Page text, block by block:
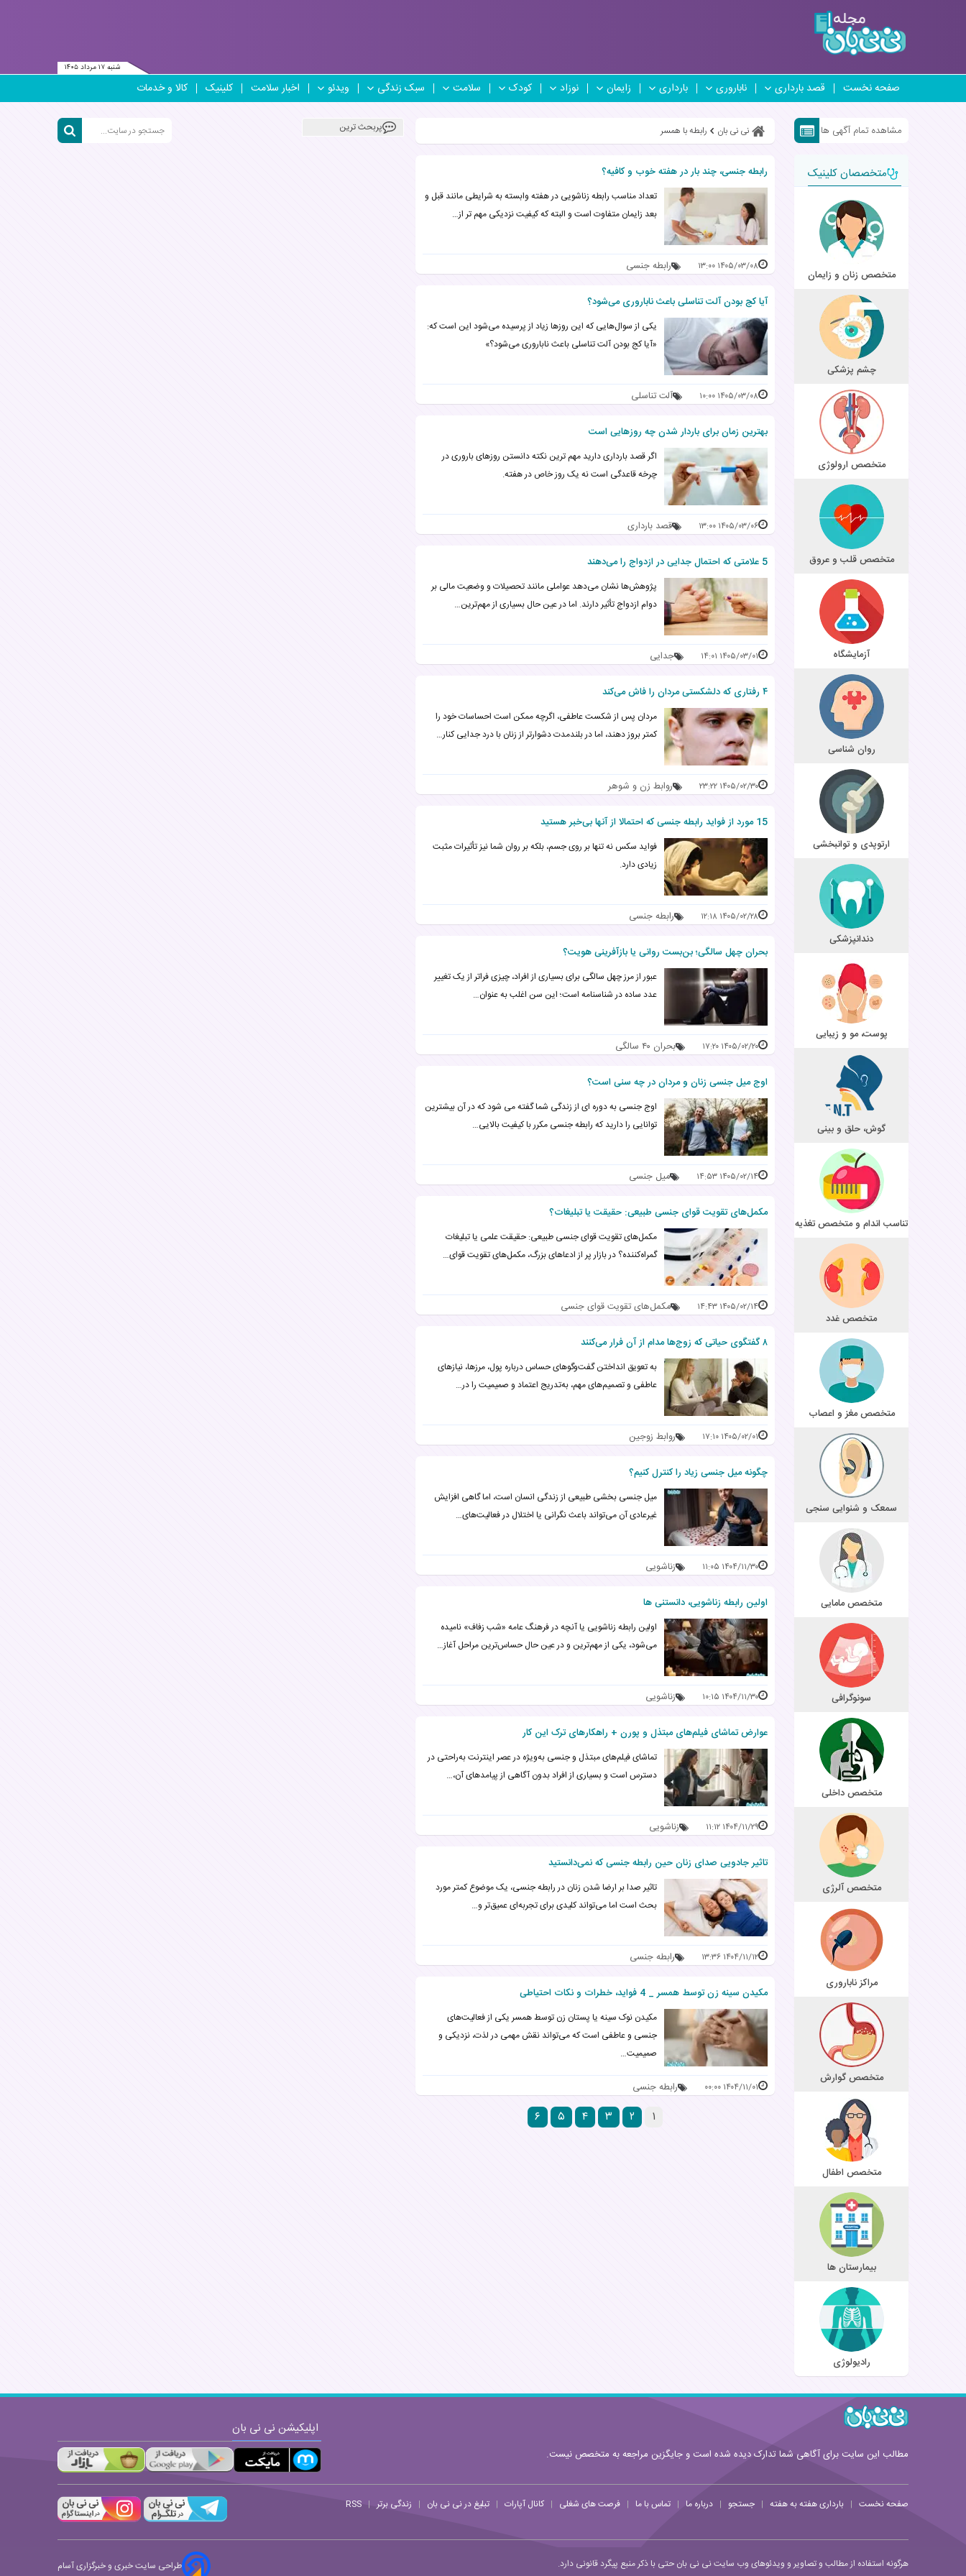
شنبه ۱۷ مرداد ۱۴۰۵
صفحه نخست قصد بارداری ناباروری بارداری زایمان نوزاد کودک سلامت سبک زندگی ویدئو اخبار سلامت کلینیک کالا و خدمات
نی نی بان رابطه با همسر
رابطه جنسی، چند بار در هفته خوب و کافیه؟
تعداد مناسب رابطه زناشویی در هفته وابسته به شرایطی مانند قبل و
بعد زایمان متفاوت است و البته که کیفیت نزدیکی مهم تر از…
۱۴۰۵/۰۳/۰۸ ۱۳:۰۰ رابطه جنسی
آیا کج بودن آلت تناسلی باعث ناباروری می‌شود؟
یکی از سوال‌هایی که این روزها زیاد از پرسیده می‌شود این است که:
«آیا کج بودن آلت تناسلی باعث ناباروری می‌شود؟»
۱۴۰۵/۰۳/۰۸ ۱۰:۰۰ آلت تناسلی
بهترین زمان برای باردار شدن چه روزهایی است
اگر قصد بارداری دارید مهم ترین نکته دانستن روزهای باروری در
چرخه قاعدگی است نه یک روز خاص در هفته.
۱۴۰۵/۰۳/۰۶ ۱۳:۰۰ قصد بارداری
5 علامتی که احتمال جدایی در ازدواج را می‌دهند
پژوهش‌ها نشان می‌دهد عواملی مانند تحصیلات و وضعیت مالی بر
دوام ازدواج تأثیر دارند. اما در عین حال بسیاری از مهم‌ترین…
۱۴۰۵/۰۳/۰۱ ۱۴:۰۱ جدایی
۴ رفتاری که دلشکستی مردان را فاش می‌کند
مردان پس از شکست عاطفی، اگرچه ممکن است احساسات خود را
کمتر بروز دهند، اما در بلندمدت دشوارتر از زنان با درد جدایی کنار…
۱۴۰۵/۰۲/۳۰ ۲۳:۲۲ روابط زن و شوهر
15 مورد از فواید رابطه جنسی که احتمالا از آنها بی‌خبر هستید
فواید سکس نه تنها بر روی جسم، بلکه بر روان شما نیز تأثیرات مثبت
زیادی دارد.
۱۴۰۵/۰۲/۲۸ ۱۲:۱۸ رابطه جنسی
بحران چهل سالگی؛ بن‌بست روانی یا بازآفرینی هویت؟
عبور از مرز چهل سالگی برای بسیاری از افراد، چیزی فراتر از یک تغییر
عدد ساده در شناسنامه است؛ این سن اغلب به عنوان…
۱۴۰۵/۰۲/۲۰ ۱۷:۲۰ بحران ۴۰ سالگی
اوج میل جنسی زنان و مردان در چه سنی است؟
اوج جنسی به دوره ای از زندگی شما گفته می شود که در آن بیشترین
توانایی را دارید که رابطه جنسی مکرر با کیفیت بالایی…
۱۴۰۵/۰۲/۱۴ ۱۴:۵۳ میل جنسی
مکمل‌های تقویت قوای جنسی طبیعی: حقیقت یا تبلیغات؟
مکمل‌های تقویت قوای جنسی طبیعی: حقیقت علمی یا تبلیغات
گمراه‌کننده؟ در بازار پر از ادعاهای بزرگ، مکمل‌های تقویت قوای…
۱۴۰۵/۰۲/۱۴ ۱۴:۴۳ مکمل‌های تقویت قوای جنسی
۸ گفتگوی حیاتی که زوج‌ها مدام از آن فرار می‌کنند
به تعویق انداختن گفت‌وگوهای حساس درباره پول، مرزها، نیازهای
عاطفی و تصمیم‌های مهم، به‌تدریج اعتماد و صمیمیت را در…
۱۴۰۵/۰۲/۰۱ ۱۷:۱۰ روابط زوجین
چگونه میل جنسی زیاد را کنترل کنیم؟
میل جنسی بخشی طبیعی از زندگی انسان است، اما گاهی افزایش
غیرعادی آن می‌تواند باعث نگرانی یا اختلال در فعالیت‌های…
۱۴۰۴/۱۱/۳۰ ۱۱:۰۵ زناشویی
اولین رابطه زناشویی، دانستنی ها
اولین رابطه زناشویی یا آنچه در فرهنگ عامه «شب زفاف» نامیده
می‌شود، یکی از مهم‌ترین و در عین حال حساس‌ترین مراحل آغاز…
۱۴۰۴/۱۱/۳۰ ۱۰:۱۵ زناشویی
عوارض تماشای فیلم‌های مبتذل و پورن + راهکارهای ترک این کار
تماشای فیلم‌های مبتذل و جنسی به‌ویژه در عصر اینترنت به‌راحتی در
دسترس است و بسیاری از افراد بدون آگاهی از پیامدهای آن،…
۱۴۰۴/۱۱/۲۹ ۱۱:۱۲ زناشویی
تاثیر جادویی صدای زنان حین رابطه جنسی که نمی‌دانستید
تاثیر صدا بر ارضا شدن زنان در رابطه جنسی، یک موضوع کمتر مورد
بحث است اما می‌تواند کلیدی برای تجربه‌ای عمیق‌تر و…
۱۴۰۴/۱۱/۱۲ ۱۳:۳۶ رابطه جنسی
مکیدن سینه زن توسط همسر _ 4 فواید، خطرات و نکات احتیاطی
مکیدن نوک سینه یا پستان زن توسط همسر یکی از فعالیت‌های
جنسی و عاطفی است که می‌تواند نقش مهمی در لذت، نزدیکی و
صمیمیت…
۱۴۰۴/۱۱/۰۱ ۰۰:۰۰ رابطه جنسی
۱ ۲ ۳ ۴ ۵ ۶
پربحث ترین مشاهده تمام آگهی ها
متخصصان کلینیک
متخصص زنان و زایمان
چشم پزشکی
متخصص ارولوژی
متخصص قلب و عروق
آزمایشگاه
روان شناسی
ارتوپدی و توانبخشی
دندانپزشکی
پوست، مو و زیبایی
گوش، حلق و بینی
تناسب اندام و متخصص تغذیه
متخصص غدد
متخصص مغز و اعصاب
سمعک و شنوایی سنجی
متخصص مامایی
سونوگرافی
متخصص داخلی
متخصص آلرژی
مراکز ناباروری
متخصص گوارش
متخصص اطفال
بیمارستان ها
رادیولوژی
اپلیکیشن نی نی بان
مطالب این سایت برای آگاهی شما تدارک دیده شده است و جایگزین مراجعه به متخصص نیست.
صفحه نخست | بارداری هفته به هفته | جستجو | درباره ما | تماس با ما | فرصت های شغلی | کانال آپارات | تبلیغ در نی نی بان | زندگی برتر |
RSS
هرگونه استفاده از مطالب و تصاویر و ویدئوهای وب سایت نی نی بان حتی با ذکر منبع پیگرد قانونی دارد. طراحی سایت خبری و خبرگزاری آسام